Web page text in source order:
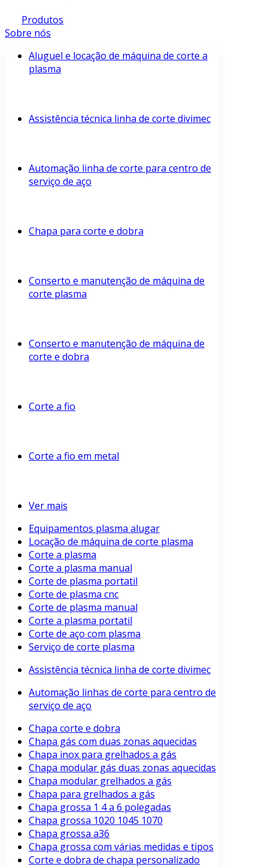
Produtos
Sobre nós
Aluguel e locação de máquina de corte a
plasma
Assistência técnica linha de corte divimec
Automação linha de corte para centro de
serviço de aço
Chapa para corte e dobra
Conserto e manutenção de máquina de
corte plasma
Conserto e manutenção de máquina de
corte e dobra
Corte a fio
Corte a fio em metal
Ver mais
Equipamentos plasma alugar
Locação de máquina de corte plasma
Corte a plasma
Corte a plasma manual
Corte de plasma portatil
Corte de plasma cnc
Corte de plasma manual
Corte a plasma portatil
Corte de aço com plasma
Serviço de corte plasma
Assistência técnica linha de corte divimec
Automação linhas de corte para centro de
serviço de aço
Chapa corte e dobra
Chapa gás com duas zonas aquecidas
Chapa inox para grelhados a gás
Chapa modular gás duas zonas aquecidas
Chapa modular grelhados a gás
Chapa para grelhados a gás
Chapa grossa 1 4 a 6 polegadas
Chapa grossa 1020 1045 1070
Chapa grossa a36
Chapa grossa com várias medidas e tipos
Corte e dobra de chapa personalizado